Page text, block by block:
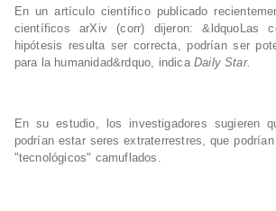
En un artículo científico publicado
científicos arXiv (corr) dijeron: &ldquoLas
hipótesis resulta ser correcta, podrían ser
para la humanidad&rdquo, indica Daily Star.
En su estudio, los investigadores sugieren
podrían estar seres extraterrestres, que
"tecnológicos" camuflados.